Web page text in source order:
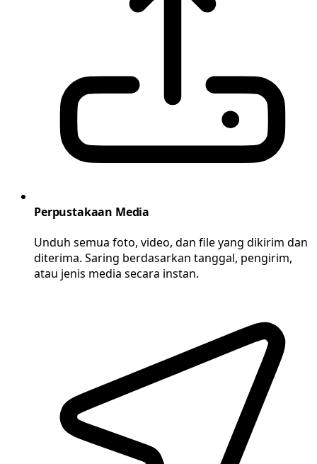
Perpustakaan Media
Unduh semua foto, video, dan file yang dikirim dan
diterima. Saring berdasarkan tanggal, pengirim,
atau jenis media secara instan.